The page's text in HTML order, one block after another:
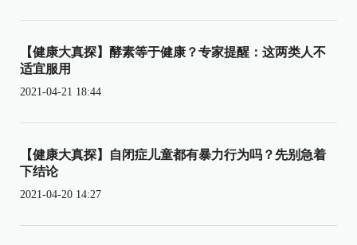
【健康大真探】酵素等于健康？专家提醒：这两类人不
适宜服用
2021-04-21 18:44
【健康大真探】自闭症儿童都有暴力行为吗？先别急着
下结论
2021-04-20 14:27